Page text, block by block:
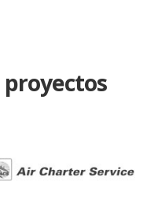
proyectos